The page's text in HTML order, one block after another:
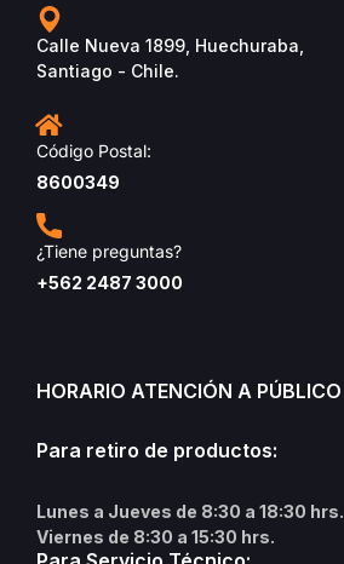
Calle Nueva 1899, Huechuraba,
Santiago - Chile.
Código Postal:
8600349
¿Tiene preguntas?
+562 2487 3000
HORARIO ATENCIÓN A PÚBLICO
Para retiro de productos:
Lunes a Jueves de 8:30 a 18:30 hrs.
Viernes de 8:30 a 15:30 hrs.